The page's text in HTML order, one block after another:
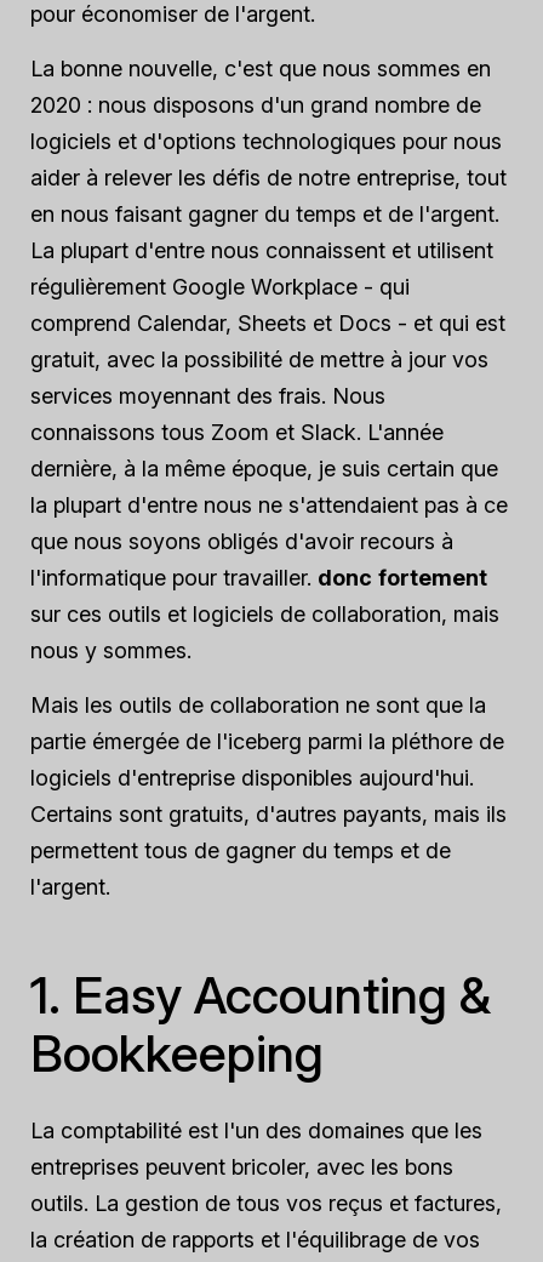
pour économiser de l'argent.
La bonne nouvelle, c'est que nous sommes en
2020 : nous disposons d'un grand nombre de
logiciels et d'options technologiques pour nous
aider à relever les défis de notre entreprise, tout
en nous faisant gagner du temps et de l'argent.
La plupart d'entre nous connaissent et utilisent
régulièrement Google Workplace - qui
comprend Calendar, Sheets et Docs - et qui est
gratuit, avec la possibilité de mettre à jour vos
services moyennant des frais. Nous
connaissons tous Zoom et Slack. L'année
dernière, à la même époque, je suis certain que
la plupart d'entre nous ne s'attendaient pas à ce
que nous soyons obligés d'avoir recours à
l'informatique pour travailler. donc fortement
sur ces outils et logiciels de collaboration, mais
nous y sommes.
Mais les outils de collaboration ne sont que la
partie émergée de l'iceberg parmi la pléthore de
logiciels d'entreprise disponibles aujourd'hui.
Certains sont gratuits, d'autres payants, mais ils
permettent tous de gagner du temps et de
l'argent.
1. Easy Accounting &
Bookkeeping
La comptabilité est l'un des domaines que les
entreprises peuvent bricoler, avec les bons
outils. La gestion de tous vos reçus et factures,
la création de rapports et l'équilibrage de vos